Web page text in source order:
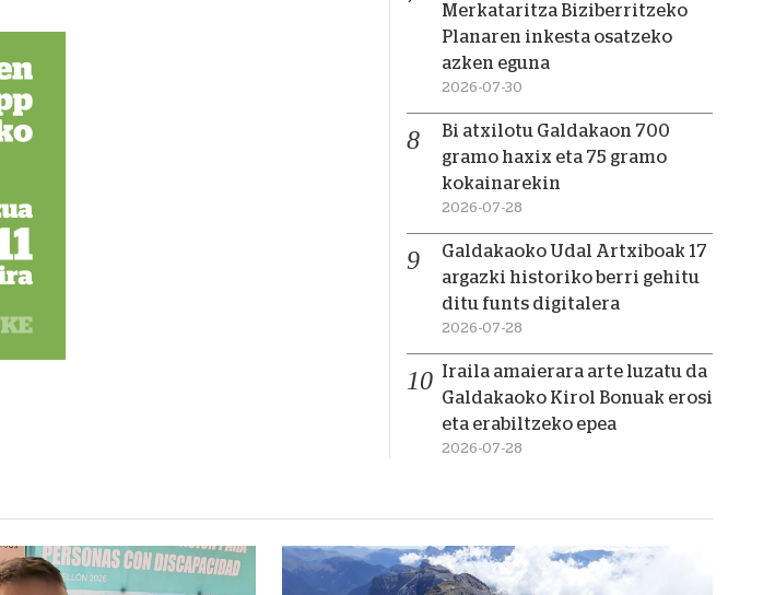
Merkataritza Biziberritzeko
Planaren inkesta osatzeko
azken eguna
2026-07-30
Bi atxilotu Galdakaon 700
gramo haxix eta 75 gramo
kokainarekin
2026-07-28
Galdakaoko Udal Artxiboak 17
argazki historiko berri gehitu
ditu funts digitalera
2026-07-28
Iraila amaierara arte luzatu da
Galdakaoko Kirol Bonuak erosi
eta erabiltzeko epea
2026-07-28